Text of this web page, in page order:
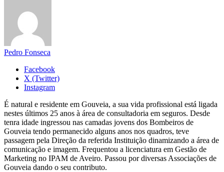
Pedro Fonseca
Facebook
X (Twitter)
Instagram
É natural e residente em Gouveia, a sua vida profissional está ligada
nestes últimos 25 anos à área de consultadoria em seguros. Desde
tenra idade ingressou nas camadas jovens dos Bombeiros de
Gouveia tendo permanecido alguns anos nos quadros, teve
passagem pela Direção da referida Instituição dinamizando a área de
comunicação e imagem. Frequentou a licenciatura em Gestão de
Marketing no IPAM de Aveiro. Passou por diversas Associações de
Gouveia dando o seu contributo.